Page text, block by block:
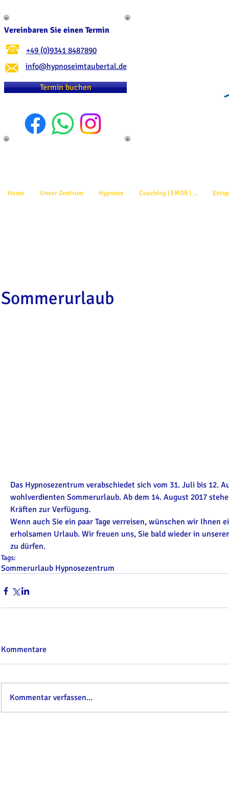
+49 (0)9341 8487890
info@hypnoseimtaubertal.de
Termin buchen
Vereinbaren Sie einen Termin
Home Unser Zentrum Hypnose Coaching | EMDR | ...
Sommerurlaub
Das Hypnosezentrum verabschiedet sich vom 31. Juli bis 12.
wohlverdienten Sommerurlaub. Ab dem 14. August 2017
Kräften zur Verfügung.
Wenn auch Sie ein paar Tage verreisen, wünschen wir Ihnen
erholsamen Urlaub. Wir freuen uns, Sie bald wieder in
zu dürfen.
Tags:
Sommerurlaub Hypnosezentrum
Kommentare
Kommentar verfassen...